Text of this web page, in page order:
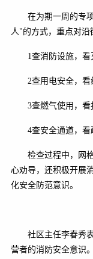
在为期一周的专
人"的方式，重点对沿
1查消防设施，
2查用电安全，
3查燃气使用，
4查安全通道，
检查过程中，网
心劝导，还积极开展
化安全防范意识。
社区主任李春秀
营者的消防安全意识